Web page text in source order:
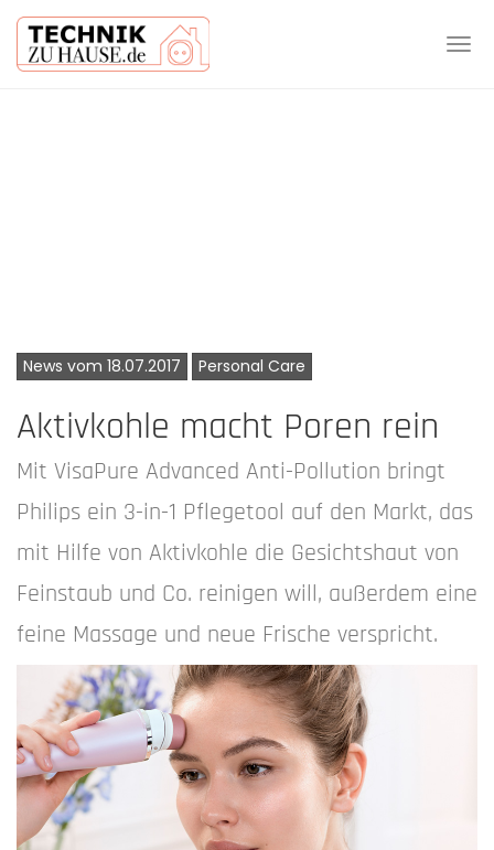
News vom 18.07.2017 Personal Care
Aktivkohle macht Poren rein
Mit VisaPure Advanced Anti-Pollution bringt
Philips ein 3-in-1 Pflegetool auf den Markt, das
mit Hilfe von Aktivkohle die Gesichtshaut von
Feinstaub und Co. reinigen will, außerdem eine
feine Massage und neue Frische verspricht.